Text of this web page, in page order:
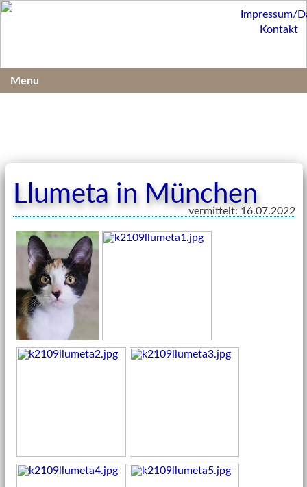
Llumeta in München
vermittelt: 16.07.2022
Impressum/
Kontakt
Menu